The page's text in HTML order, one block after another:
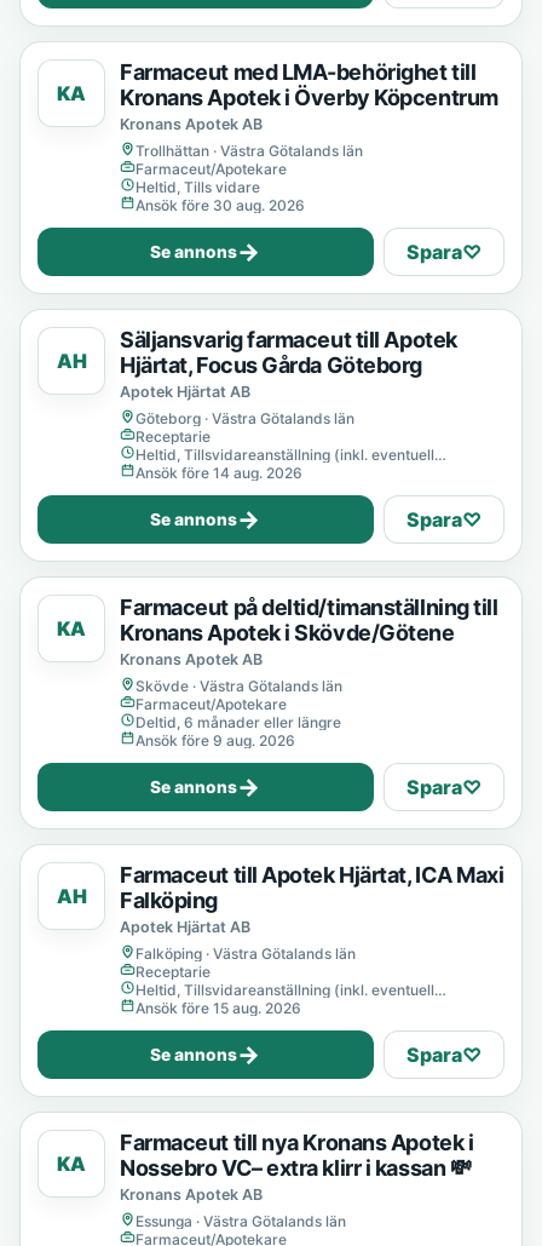
KA
Farmaceut med LMA-behörighet till
Kronans Apotek i Överby Köpcentrum
Kronans Apotek AB
Trollhättan · Västra Götalands län
Farmaceut/Apotekare
Heltid, Tills vidare
Ansök före 30 aug. 2026
Se annons→ Spara♡
AH
Säljansvarig farmaceut till Apotek
Hjärtat, Focus Gårda Göteborg
Apotek Hjärtat AB
Göteborg · Västra Götalands län
Receptarie
Heltid, Tillsvidareanställning (inkl. eventuell
provanställning), Tills vidare
Ansök före 14 aug. 2026
Se annons→ Spara♡
KA
Farmaceut på deltid/timanställning till
Kronans Apotek i Skövde/Götene
Kronans Apotek AB
Skövde · Västra Götalands län
Farmaceut/Apotekare
Deltid, 6 månader eller längre
Ansök före 9 aug. 2026
Se annons→ Spara♡
AH
Farmaceut till Apotek Hjärtat, ICA Maxi
Falköping
Apotek Hjärtat AB
Falköping · Västra Götalands län
Receptarie
Heltid, Tillsvidareanställning (inkl. eventuell
provanställning), Tills vidare
Ansök före 15 aug. 2026
Se annons→ Spara♡
KA
Farmaceut till nya Kronans Apotek i
Nossebro VC– extra klirr i kassan 💸
Kronans Apotek AB
Essunga · Västra Götalands län
Farmaceut/Apotekare